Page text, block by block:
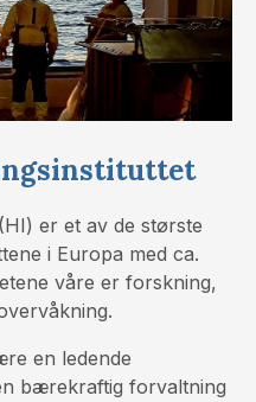
er et av de største
i Europa med ca.
våre er forskning,
en ledende
bærekraftig forvaltning